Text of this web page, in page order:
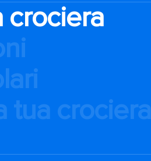
crociera
tua crociera